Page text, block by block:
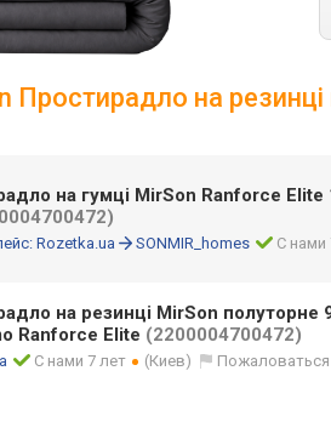
Простирадло на
на гумці MirSon Ranforce
Rozetka.ua SONMIR_homes С нами
на резинці MirSon полуторне
Ranforce Elite (2200004700472)
С нами 7 лет (Киев) Пожаловаться